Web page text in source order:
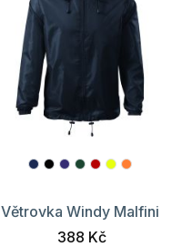
Větrovka Windy Malfini
388 Kč